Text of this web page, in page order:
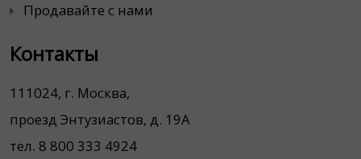
Продавайте с нами
Контакты
111024, г. Москва,
проезд Энтузиастов, д. 19А
тел. 8 800 333 4924